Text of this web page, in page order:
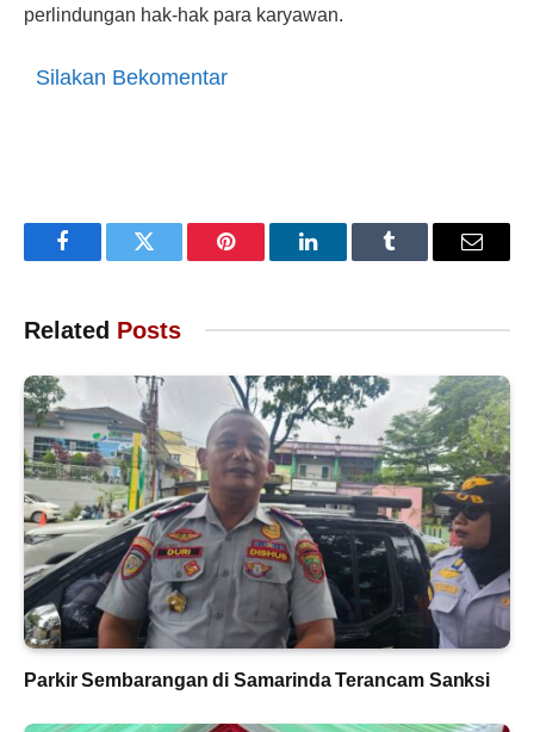
perlindungan hak-hak para karyawan.
Silakan Bekomentar
FacebookTwitter Pinterest LinkedInTumblr Email
Related Posts
Parkir Sembarangan di Samarinda Terancam Sanksi